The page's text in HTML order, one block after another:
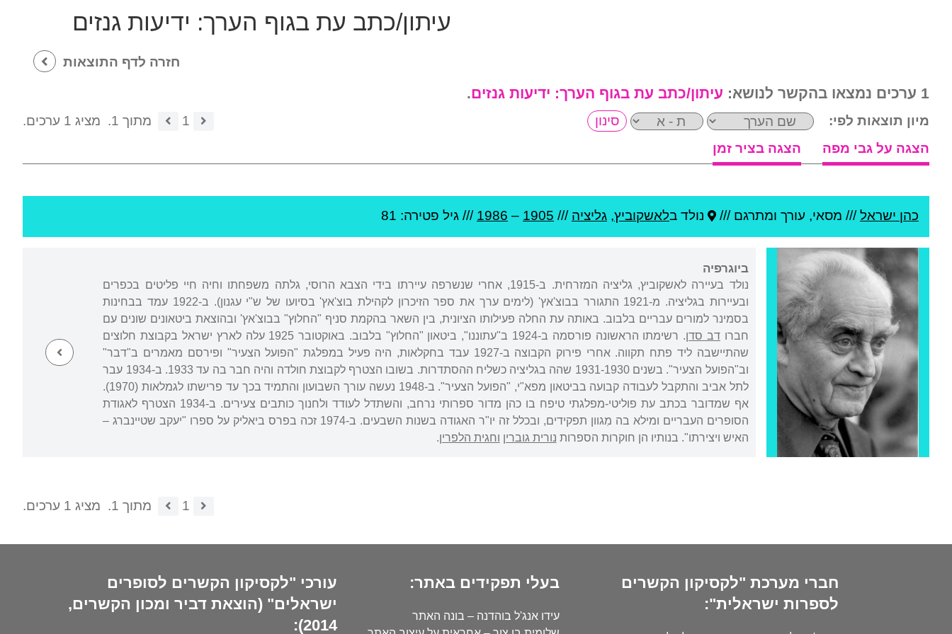
עיתון/כתב עת בגוף הערך: ידיעות גנזים
חזרה לדף התוצאות
1 ערכים נמצאו בהקשר לנושא: עיתון/כתב עת בגוף הערך: ידיעות גנזים.
מיון תוצאות לפי: 1 מתוך 1.
מציג 1 ערכים.
הצגה על גבי מפה
הצגה בציר זמן
כהן ישראל/// מסאי, עורך ומתרגם /// נולד בלאשקוביץ, גליציה ///
1905
–
1986 /// גיל פטירה: 81
ביוגרפיה
נולד בעיירה לאשקוביץ, גליציה המזרחית. ב-1915, אחרי שנשרפה עיירתו בידי הצבא הרוסי, גלתה משפחתו וחיה חיי פליטים בכפרים
ובעיירות בגליציה. מ-1921 התגורר בבוצ'אץ' (לימים ערך את ספר הזיכרון לקהילת בוצ'אץ' בסיועו של ש"י עגנון). ב-1922 עמד בבחינות
בסמינר למורים עבריים בלבוב. באותה עת החלה פעילותו הציונית, בין השאר בהקמת סניף "החלוץ" בבוצ'אץ' ובהוצאת ביטאונים שונים עם
חברודב סדן
. רשימתו הראשונה פורסמה ב-1924 ב"עתוננו", ביטאון "החלוץ" בלבוב. באוקטובר 1925 עלה לארץ ישראל בקבוצת חלוצים
שהתיישבה ליד פתח תקווה. אחרי פירוק הקבוצה ב-1927 עבד בחקלאות, היה פעיל במפלגת "הפועל הצעיר" ופירסם מאמרים ב"דבר"
וב"הפועל הצעיר". בשנים 1931-1930 שהה בגליציה כשליח ההסתדרות. בשובו הצטרף לקבוצת חולדה והיה חבר בה עד 1933. ב-1934 עבר
לתל אביב והתקבל לעבודה קבועה בביטאון מפא"י, "הפועל הצעיר". ב-1948 נעשה עורך השבועון והתמיד בכך עד פרישתו לגמלאות (1970).
אף שמדובר בכתב עת פוליטי-מפלגתי טיפח בו כהן מדור ספרותי נרחב, והשתדל לעודד ולחנוך כותבים צעירים. ב-1934 הצטרף לאגודת
הסופרים העבריים ומילא בה מִגוון תפקידים, ובכלל זה יו"ר האגודה בשנות השבעים. ב-1974 זכה בפרס ביאליק על ספרו "יעקב שטיינברג –
האיש ויצירתו". בנותיו הן חוקרות הספרות נורית גוברין וחגית הלפרין.
1 מתוך 1. מציג 1 ערכים.
חברי מערכת "לקסיקון הקשרים
לספרות ישראלית":
בעלי תפקידים באתר:
עידו אנג'ל בוהדנה – בונה האתר
עורכי "לקסיקון הקשרים לסופרים
ישראלים" (הוצאת דביר ומכון הקשרים,
2014):